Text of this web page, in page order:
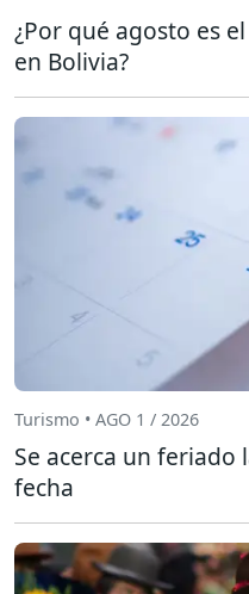
¿Por qué agosto es
en Bolivia?
Turismo • AGO 1 / 2026
Se acerca un feriado
fecha